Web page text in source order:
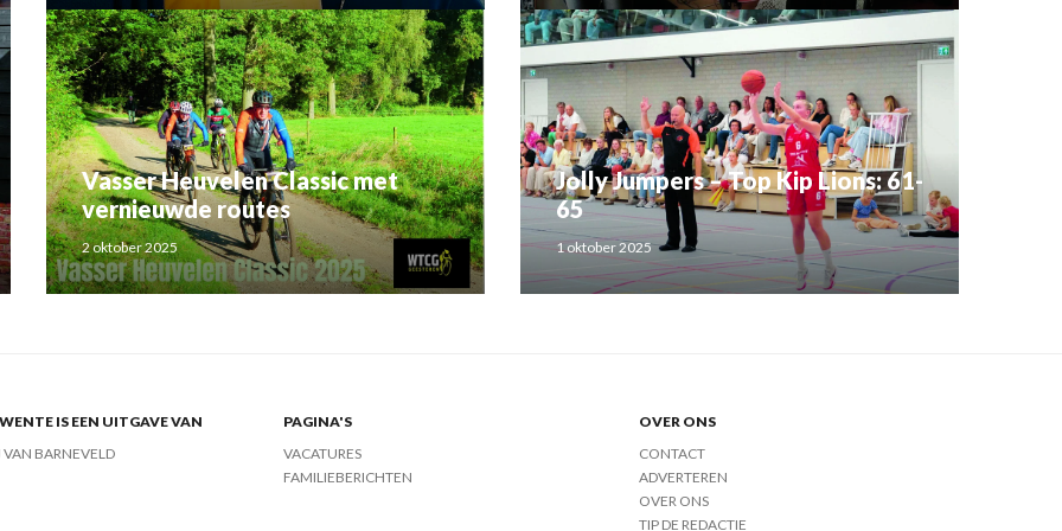
Vasser Heuvelen Classic met
vernieuwde routes
2 oktober 2025
Jolly Jumpers – Top Kip Lions: 61-
65
1 oktober 2025
IS EEN UITGAVE VAN
VAN BARNEVELD
PAGINA'S
VACATURES
FAMILIEBERICHTEN
OVER ONS
CONTACT
ADVERTEREN
OVER ONS
TIP DE REDACTIE